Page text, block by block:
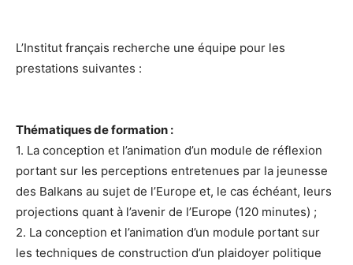
L’Institut français recherche une équipe pour les
prestations suivantes :
Thématiques de formation :
1. La conception et l’animation d’un module de réflexion
portant sur les perceptions entretenues par la jeunesse
des Balkans au sujet de l’Europe et, le cas échéant, leurs
projections quant à l’avenir de l’Europe (120 minutes) ;
2. La conception et l’animation d’un module portant sur
les techniques de construction d’un plaidoyer politique